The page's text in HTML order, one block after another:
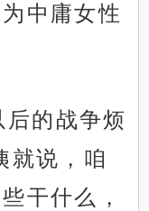
中庸女性
的战争烦
就说，咱
干什么，